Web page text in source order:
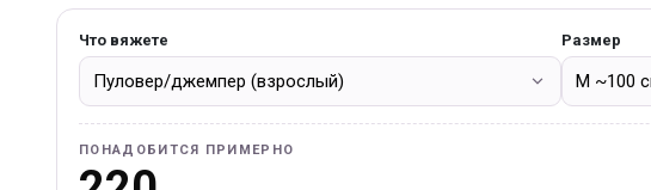
Что вяжете Размер
ПОНАДОБИТСЯ ПРИМЕРНО